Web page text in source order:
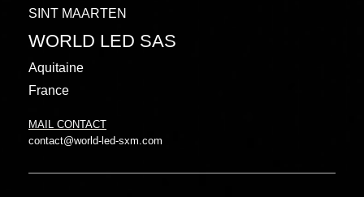
SINT MAARTEN
WORLD LED SAS
Aquitaine
France
MAIL CONTACT
contact@world-led-sxm.com